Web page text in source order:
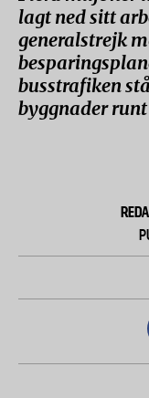
lagt ned sitt
generalstrejk
busstrafiken
byggnader